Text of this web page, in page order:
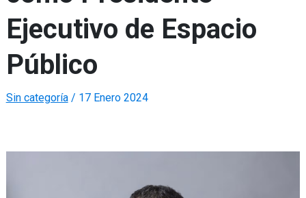
Ejecutivo de Espacio
Público
Sin categoría/ 17 Enero 2024